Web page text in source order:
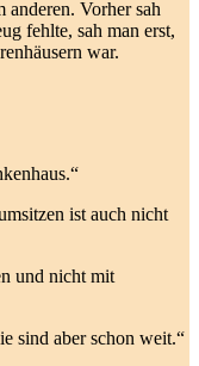
anderen. Vorher sah
fehlte, sah man erst,
war.
ist auch nicht
und nicht mit
sind aber schon weit.“